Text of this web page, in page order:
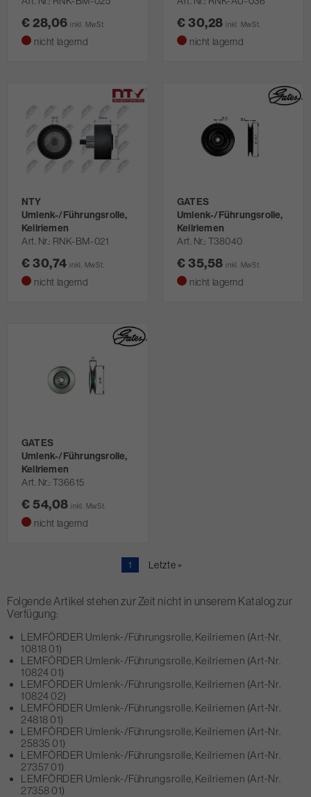
€ 28,06inkl. MwSt.
nicht lagernd
€ 30,28inkl. MwSt.
nicht lagernd
NTY
Umlenk-/Führungsrolle,
Keilriemen
Art. Nr. RNK-BM-021
€ 30,74inkl. MwSt.
nicht lagernd
GATES
Umlenk-/Führungsrolle,
Keilriemen
Art. Nr. T38040
€ 35,58inkl. MwSt.
nicht lagernd
GATES
Umlenk-/Führungsrolle,
Keilriemen
Art. Nr. T36615
€ 54,08inkl. MwSt.
nicht lagernd
Aktuelle
Seite
1
Letzte
Letzte »
Folgende Artikel stehen zur Zeit nicht in unserem Katalog zur
Verfügung:
LEMFÖRDER Umlenk-/Führungsrolle, Keilriemen (Art-Nr.
10818 01)
LEMFÖRDER Umlenk-/Führungsrolle, Keilriemen (Art-Nr.
10824 01)
LEMFÖRDER Umlenk-/Führungsrolle, Keilriemen (Art-Nr.
10824 02)
LEMFÖRDER Umlenk-/Führungsrolle, Keilriemen (Art-Nr.
24818 01)
LEMFÖRDER Umlenk-/Führungsrolle, Keilriemen (Art-Nr.
25835 01)
LEMFÖRDER Umlenk-/Führungsrolle, Keilriemen (Art-Nr.
27357 01)
LEMFÖRDER Umlenk-/Führungsrolle, Keilriemen (Art-Nr.
27358 01)